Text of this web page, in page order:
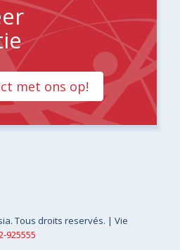
met ons op!
Tous droits reservés. |Vie
925555